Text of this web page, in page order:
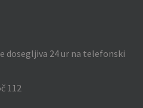
dosegljiva 24 ur na telefonski